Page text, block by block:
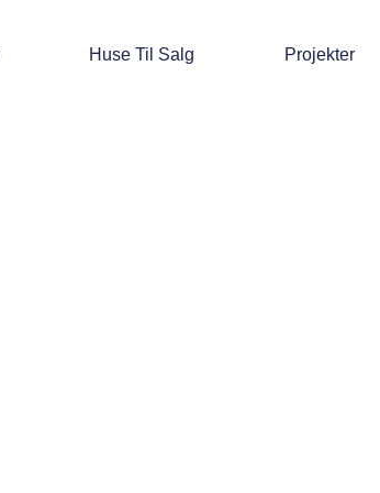
Huse Til Salg Projekter